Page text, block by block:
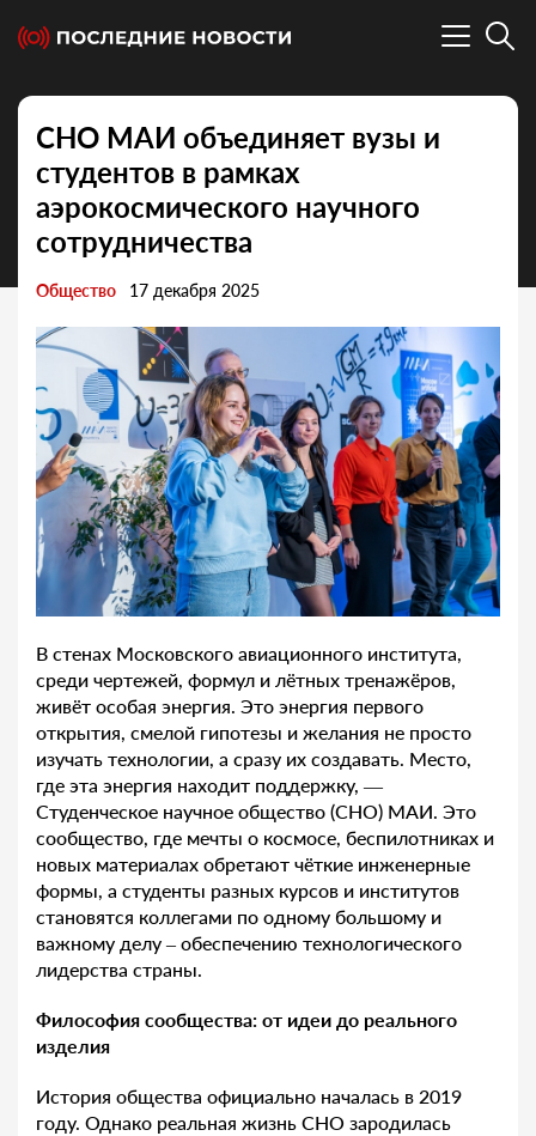
СНО МАИ объединяет вузы и
студентов в рамках
аэрокосмического научного
сотрудничества
Общество 17 декабря 2025
В стенах Московского авиационного института,
среди чертежей, формул и лётных тренажёров,
живёт особая энергия. Это энергия первого
открытия, смелой гипотезы и желания не просто
изучать технологии, а сразу их создавать. Место,
где эта энергия находит поддержку, —
Студенческое научное общество (СНО) МАИ. Это
сообщество, где мечты о космосе, беспилотниках и
новых материалах обретают чёткие инженерные
формы, а студенты разных курсов и институтов
становятся коллегами по одному большому и
важному делу – обеспечению технологического
лидерства страны.
Философия сообщества: от идеи до реального
изделия
История общества официально началась в 2019
году. Однако реальная жизнь СНО зародилась